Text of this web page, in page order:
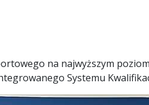
na najwyższym
Systemu